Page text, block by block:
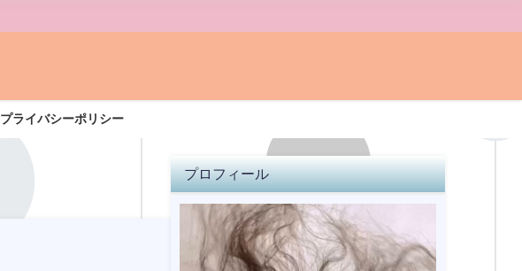
プライバシーポリシー
プロフィール